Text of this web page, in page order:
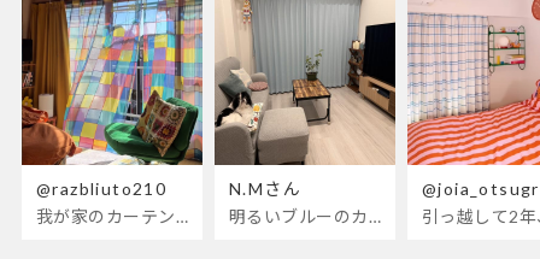
@razbliuto210
我が家のカーテンが新しくなりました🌼早起きが超絶苦手な私が、思わず朝カーテンを開けて光合成するようになったステンドグラスカーテン…！
N.Mさん
明るいブルーのカーテンで、部屋全体が明るく。白を基調とした部屋にぴったりです。